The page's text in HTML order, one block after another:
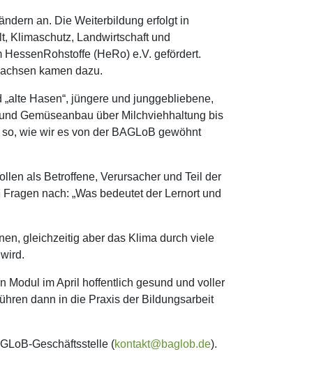
an. Die Weiterbildung erfolgt in
Klimaschutz, Landwirtschaft und
(HeRo) e.V. gefördert.
kamen dazu.
Hasen“, jüngere und junggebliebene,
Gemüseanbau über Milchviehhaltung bis
wie wir es von der BAGLoB gewöhnt
als Betroffene, Verursacher und Teil der
nach: „Was bedeutet der Lernort und
gleichzeitig aber das Klima durch viele
Modul im April hoffentlich gesund und voller
dann in die Praxis der Bildungsarbeit
Geschäftsstelle (kontakt@baglob.de).